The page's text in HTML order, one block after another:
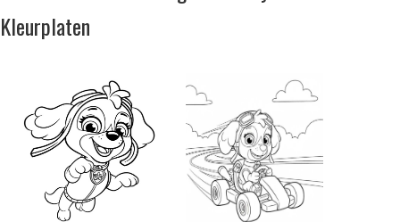
Kleurplaten